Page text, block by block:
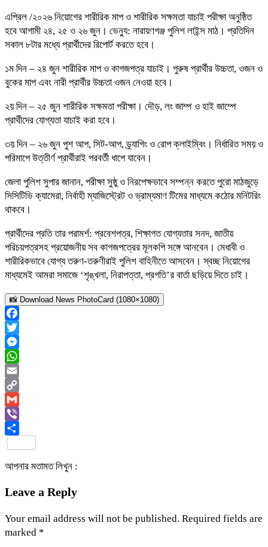
এপ্রিল /২০২৬ নিয়োগের শারীরিক মাপ ও শারীরিক সক্ষমতা যাচাই পরীক্ষা অনুষ্ঠিত
হবে আগামী ২৪, ২৫ ও ২৬ জুন। ভেন্যু: নারায়ণগঞ্জ পুলিশ লাইন্স মাঠ। প্রতিদিন
সকাল ৮টার মধ্যে প্রার্থীদের রিপোর্ট করতে হবে।
১ম দিন – ২৪ জুন শারীরিক মাপ ও কাগজপত্র যাচাই। পুরুষ প্রার্থীর উচ্চতা, ওজন ও
বুকের মাপ এবং নারী প্রার্থীর উচ্চতা ওজন নেওয়া হবে।
২য় দিন – ২৫ জুন শারীরিক সক্ষমতা পরীক্ষা। দৌড়, লং জাম্প ও হাই জাম্পে
প্রার্থীদের যোগ্যতা যাচাই করা হবে।
৩য় দিন – ২৬ জুন পুশ আপ, সিট-আপ, ড্র্যাগিং ও রোপ ক্লাইম্বিং। নির্ধারিত সময় ও
পরিমাপে উত্তীর্ণ প্রার্থীরাই পরবর্তী ধাপে যাবেন।
জেলা পুলিশ সুপার জানান, পরীক্ষা সুষ্ঠু ও নিরপেক্ষভাবে সম্পন্ন করতে পুরো মাঠজুড়ে
সিসিটিভি ক্যামেরা, নির্বাহী ম্যাজিস্ট্রেট ও ভ্রাম্যমাণ টিমের মাধ্যমে কঠোর মনিটরিং
থাকবে।
প্রার্থীদের প্রতি তার পরামর্শ: প্রবেশপত্র, শিক্ষাগত যোগ্যতার সনদ, জাতীয়
পরিচয়পত্রসহ প্রয়োজনীয় সব কাগজপত্রের মূলকপি সঙ্গে আনবেন। মেধাবী ও
শারীরিকভাবে যোগ্য তরুণ-তরুণীরাই পুলিশ বাহিনীতে আসবেন। স্বচ্ছ নিয়োগের
মাধ্যমেই আমরা সমাজে ‘শৃঙ্খলা, নিরাপত্তা, প্রগতি’র বার্তা ছড়িয়ে দিতে চাই।
📸 Download News PhotoCard (1080×1080)
Facebook
Twitter
Messenger
WhatsApp
Email
Copy
Link
Gmail
Viber
আপনার মতামত লিখুন :
Leave a Reply
Your email address will not be published. Required fields are
marked *